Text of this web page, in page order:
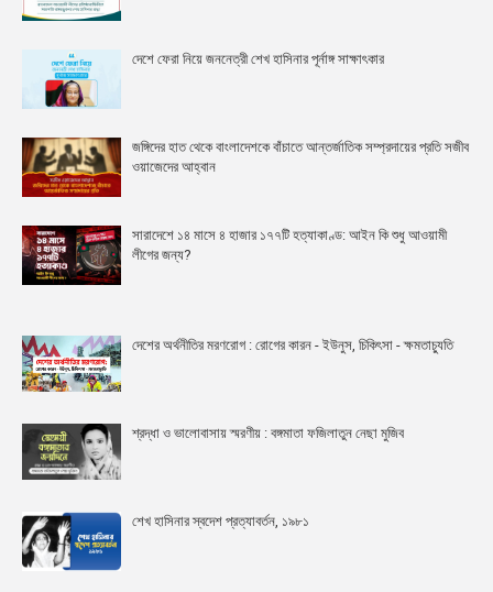
দেশে ফেরা নিয়ে জননেত্রী শেখ হাসিনার পূর্নাঙ্গ সাক্ষাৎকার
জঙ্গিদের হাত থেকে বাংলাদেশকে বাঁচাতে আন্তর্জাতিক সম্প্রদায়ের প্রতি সজীব
ওয়াজেদের আহ্বান
সারাদেশে ১৪ মাসে ৪ হাজার ১৭৭টি হত্যাকাণ্ড: আইন কি শুধু আওয়ামী
লীগের জন্য?
দেশের অর্থনীতির মরণরোগ : রোগের কারন - ইউনুস, চিকিৎসা - ক্ষমতাচ্যুতি
শ্রদ্ধা ও ভালোবাসায় স্মরণীয় : বঙ্গমাতা ফজিলাতুন নেছা মুজিব
শেখ হাসিনার স্বদেশ প্রত্যাবর্তন, ১৯৮১